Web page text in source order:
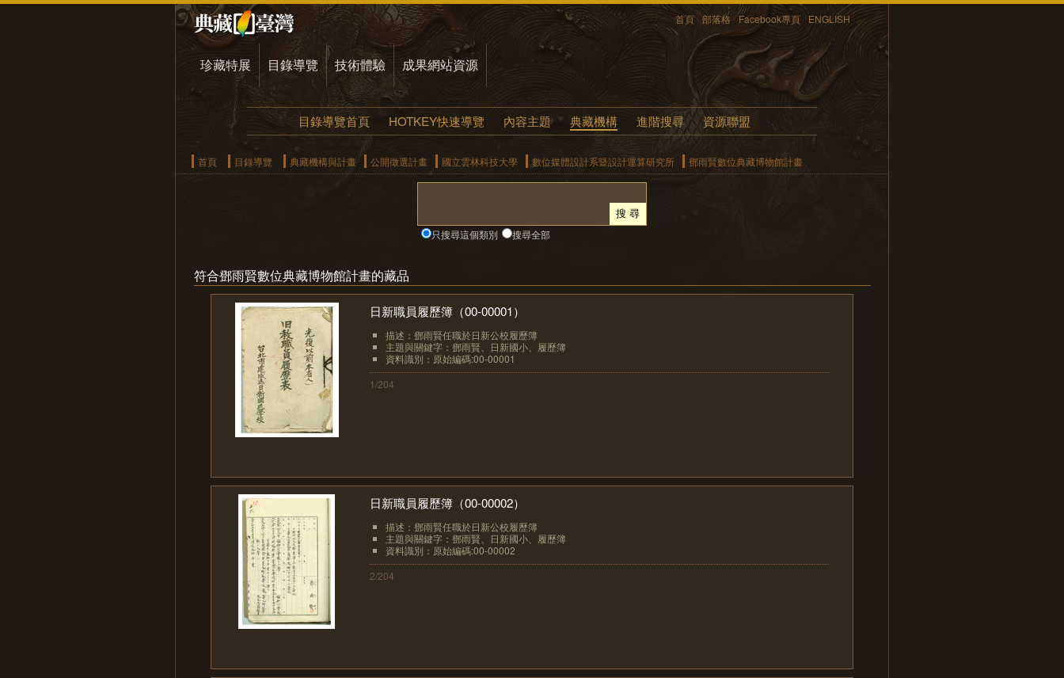
首頁 部落格 Facebook專頁 ENGLISH
珍藏特展 目錄導覽 技術體驗 成果網站資源
目錄導覽首頁 HOTKEY快速導覽 內容主題 典藏機構 進階搜尋 資源聯盟
首頁 目錄導覽 典藏機構與計畫 公開徵選計畫 國立雲林科技大學 數位媒體設計系暨設計運算研究所 鄧雨賢數位典藏博物館計畫
只搜尋這個類別 搜尋全部
符合鄧雨賢數位典藏博物館計畫的藏品
日新職員履歷簿（00-00001）
描述：鄧雨賢任職於日新公校履歷簿
主題與關鍵字：鄧雨賢、日新國小、履歷簿
資料識別：原始編碼:00-00001
1/204
日新職員履歷簿（00-00002）
描述：鄧雨賢任職於日新公校履歷簿
主題與關鍵字：鄧雨賢、日新國小、履歷簿
資料識別：原始編碼:00-00002
2/204